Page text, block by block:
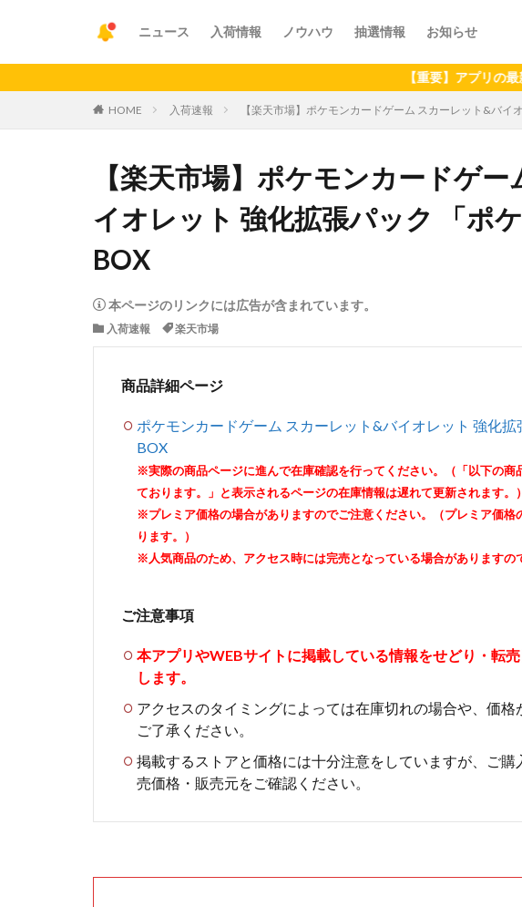
ニュース 入荷情報 ノウハウ 抽選情報 お知らせ
【重要】アプリの最新バージ
HOME 入荷速報 【楽天市場】ポケモンカードゲーム スカーレット&バ
【楽天市場】ポケモンカードゲ
イオレット 強化拡張パック 「ポ
BOX
本ページのリンクには広告が含まれています。
入荷速報 楽天市場
商品詳細ページ
ポケモンカードゲーム スカーレット&バイオレット 強化拡
BOX
※実際の商品ページに進んで在庫確認を行ってください。（「以下の商
ております。」と表示されるページの在庫情報は遅れて更新されます。）
※プレミア価格の場合がありますのでご注意ください。（プレミア価
ります。）
※人気商品のため、アクセス時には完売となっている場合がありますの
ご注意事項
本アプリやWEBサイトに掲載している情報をせどり・転
します。
アクセスのタイミングによっては在庫切れの場合や、価
ご了承ください。
掲載するストアと価格には十分注意をしていますが、ご
売価格・販売元をご確認ください。